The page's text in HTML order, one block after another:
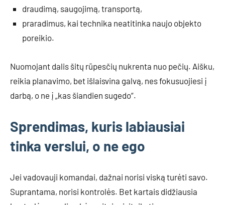
draudimą, saugojimą, transportą,
praradimus, kai technika neatitinka naujo objekto
poreikio.
Nuomojant dalis šitų rūpesčių nukrenta nuo pečių. Aišku,
reikia planavimo, bet išlaisvina galvą, nes fokusuojiesi į
darbą, o ne į „kas šiandien sugedo“.
Sprendimas, kuris labiausiai
tinka verslui, o ne ego
Jei vadovauji komandai, dažnai norisi viską turėti savo.
Suprantama, norisi kontrolės. Bet kartais didžiausia